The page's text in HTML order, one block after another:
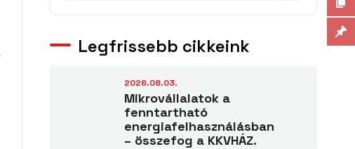
Legfrissebb cikkeink
2026.08.03.
Mikrovállalatok a
fenntartható
energiafelhasználásban
– összefog a KKVHÁZ.